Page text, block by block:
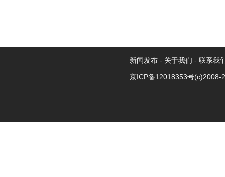
新闻发布- 关于我们 - 联系我
京ICP备12018353号(c)2008-